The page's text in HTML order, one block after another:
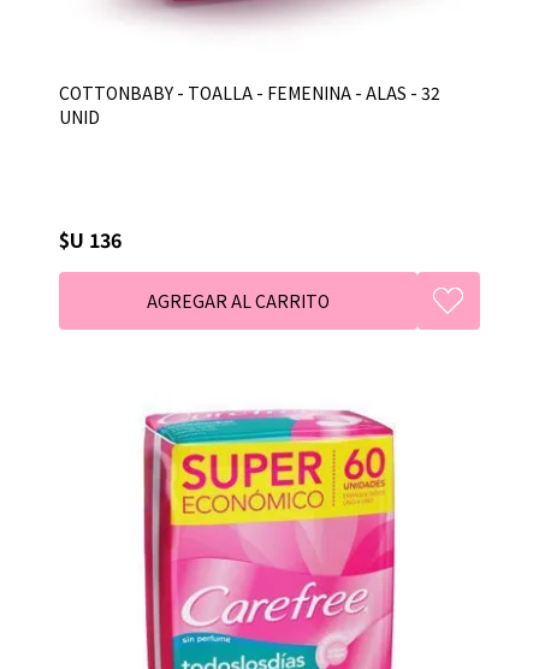
COTTONBABY - TOALLA - FEMENINA - ALAS - 32
UNID
$U 136